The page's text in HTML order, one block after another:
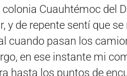
Cuauhtémoc del
y de repente sentí que
cuando pasan los
en ese instante mi
hasta los puntos de